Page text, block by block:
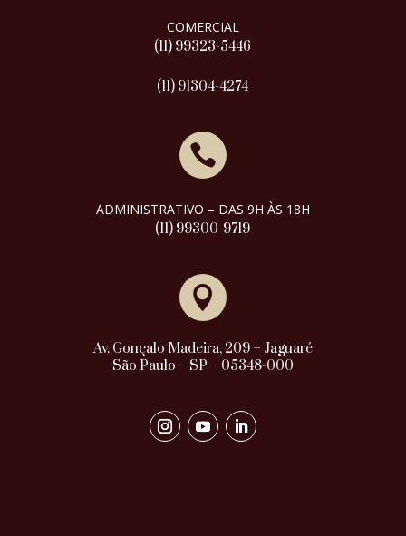
COMERCIAL
(11) 99323-5446
(11) 91304-4274

ADMINISTRATIVO – DAS 9H ÀS 18H
(11) 99300-9719

Av. Gonçalo Madeira, 209 – Jaguaré
São Paulo – SP – 05348-000